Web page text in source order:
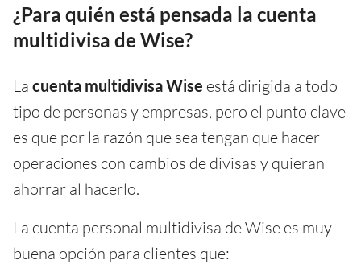
¿Para quién está pensada la cuenta
multidivisa de Wise?
La cuenta multidivisa Wise está dirigida a todo
tipo de personas y empresas, pero el punto clave
es que por la razón que sea tengan que hacer
operaciones con cambios de divisas y quieran
ahorrar al hacerlo.
La cuenta personal multidivisa de Wise es muy
buena opción para clientes que: